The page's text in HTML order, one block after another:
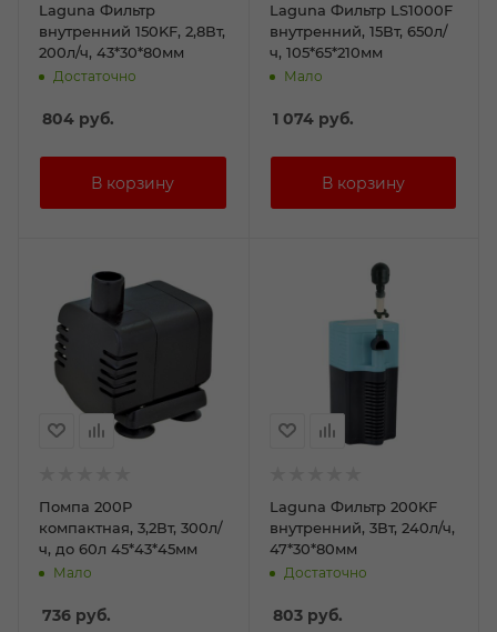
Laguna Фильтр
внутренний 150KF, 2,8Вт,
200л/ч, 43*30*80мм
Достаточно
804 руб.
Laguna Фильтр LS1000F
внутренний, 15Вт, 650л/
ч, 105*65*210мм
Мало
1 074руб.
Помпа 200P
компактная, 3,2Вт, 300л/
ч, до 60л 45*43*45мм
Мало
736 руб.
Laguna Фильтр 200KF
внутренний, 3Вт, 240л/ч,
47*30*80мм
Достаточно
803руб.